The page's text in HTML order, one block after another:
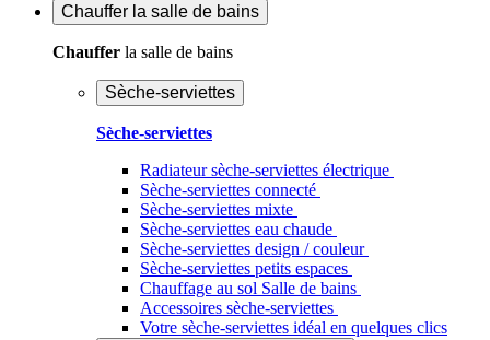
Chauffer la salle de bains
Chauffer la salle de bains
Sèche-serviettes
Sèche-serviettes
Radiateur sèche-serviettes électrique
Sèche-serviettes connecté
Sèche-serviettes mixte
Sèche-serviettes eau chaude
Sèche-serviettes design / couleur
Sèche-serviettes petits espaces
Chauffage au sol Salle de bains
Accessoires sèche-serviettes
Votre sèche-serviettes idéal en quelques clics